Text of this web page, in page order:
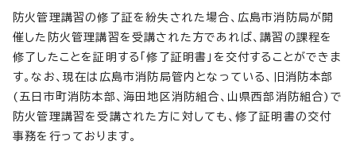
防火管理講習の修了証を紛失された場合、広島市消防局が開
催した防火管理講習を受講された方であれば、講習の課程を
修了したことを証明する「修了証明書」を交付することができま
す。なお、現在は広島市消防局管内となっている、旧消防本部
(五日市町消防本部、海田地区消防組合、山県西部消防組合)で
防火管理講習を受講された方に対しても、修了証明書の交付
事務を行っております。